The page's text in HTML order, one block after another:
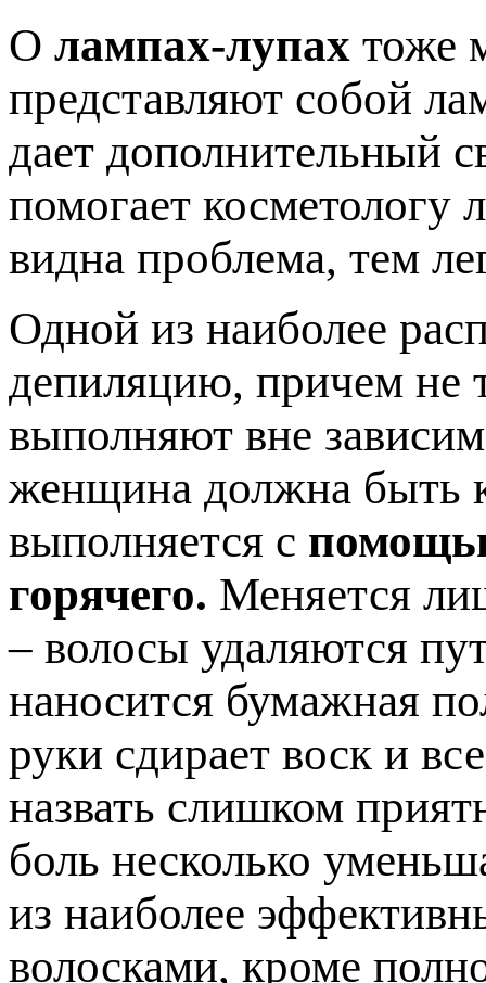
О лампах-лупах тоже
представляют собой
дает дополнительный
помогает косметологу
видна проблема, тем
Одной из наиболее
депиляцию, причем не
выполняют вне
женщина должна быть
выполняется с
горячего. Меняется
– волосы удаляются
наносится бумажная
руки сдирает воск и
назвать слишком
боль несколько
из наиболее
волосками, кроме